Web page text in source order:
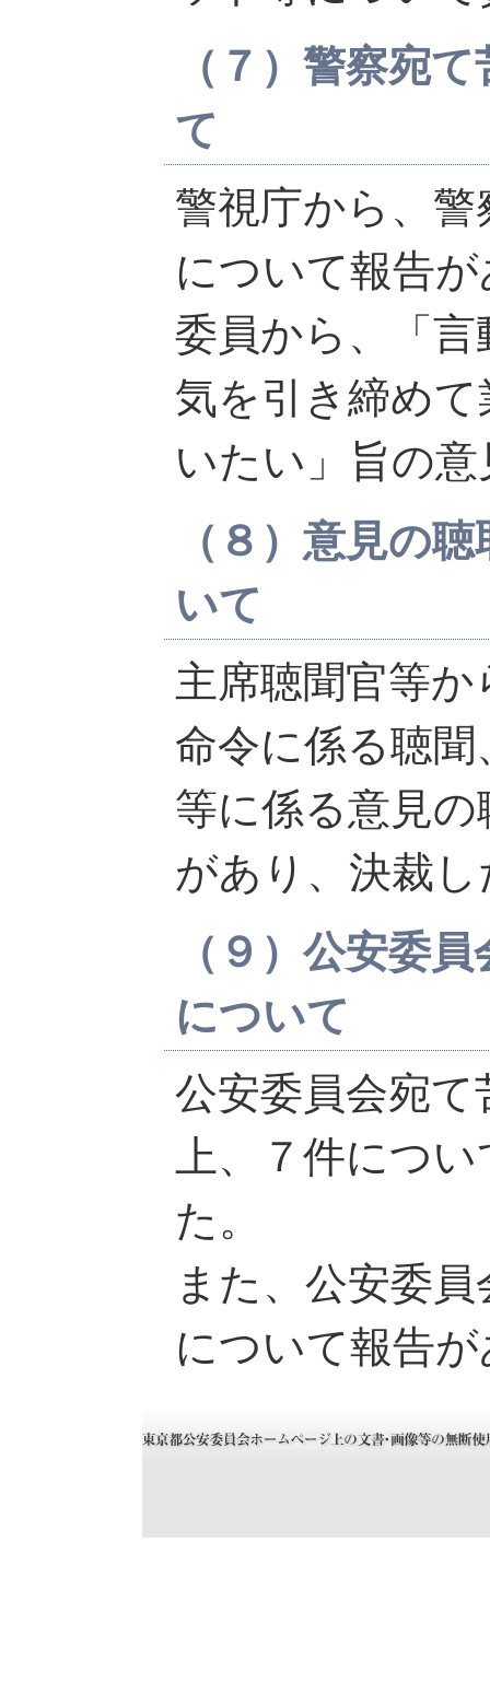
（７）警察宛
て
警視庁から、
について報告
委員から、「
気を引き締め
いたい」旨の
（８）意見の
いて
主席聴聞官等
命令に係る聴
等に係る意見
があり、決裁し
（９）公安委
について
公安委員会宛
上、７件につ
た。
また、公安委
について報告